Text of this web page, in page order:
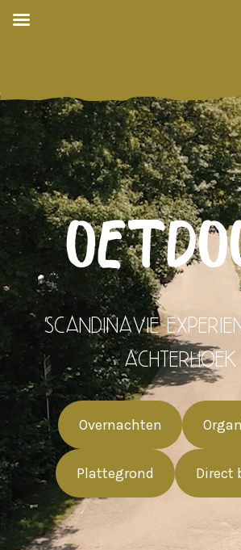
Scandinavie
achterhoek
Overnachten
Plattegrond Direct